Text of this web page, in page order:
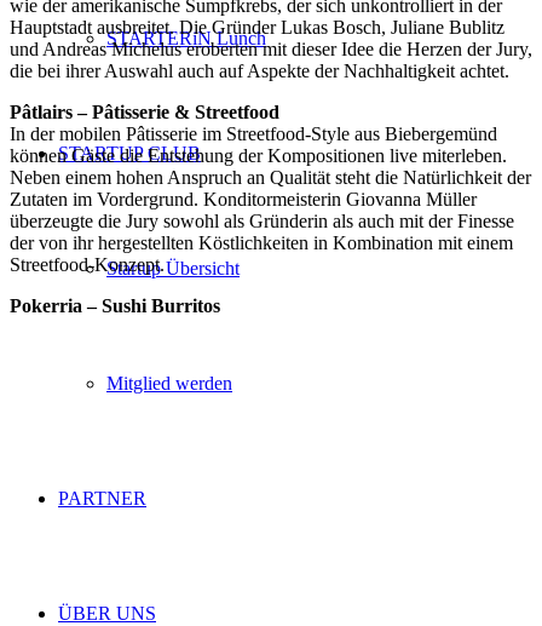
STARTERiN Lunch
STARTUP CLUB
Startup Übersicht
Mitglied werden
PARTNER
ÜBER UNS
wie der amerikanische Sumpfkrebs, der sich unkontrolliert in der
Hauptstadt ausbreitet. Die Gründer Lukas Bosch, Juliane Bublitz
und Andreas Michelus eroberten mit dieser Idee die Herzen der Jury,
die bei ihrer Auswahl auch auf Aspekte der Nachhaltigkeit achtet.
Pâtlairs – Pâtisserie & Streetfood
In der mobilen Pâtisserie im Streetfood-Style aus Biebergemünd
können Gäste die Entstehung der Kompositionen live miterleben.
Neben einem hohen Anspruch an Qualität steht die Natürlichkeit der
Zutaten im Vordergrund. Konditormeisterin Giovanna Müller
überzeugte die Jury sowohl als Gründerin als auch mit der Finesse
der von ihr hergestellten Köstlichkeiten in Kombination mit einem
Streetfood-Konzept.
Pokerria – Sushi Burritos